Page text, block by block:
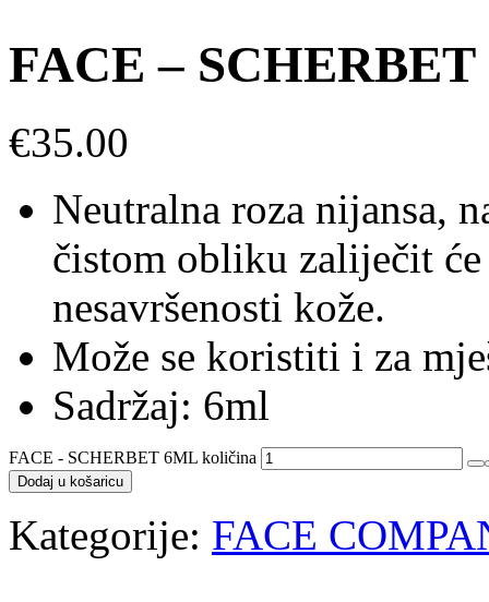
FACE –
€35.00
Neutralna roza nijansa,
čistom obliku zaliječit
nesavršenosti kože.
Može se koristiti i za
Sadržaj: 6ml
FACE - SCHERBET 6ML količina
Dodaj u košaricu
Kategorije: FACE